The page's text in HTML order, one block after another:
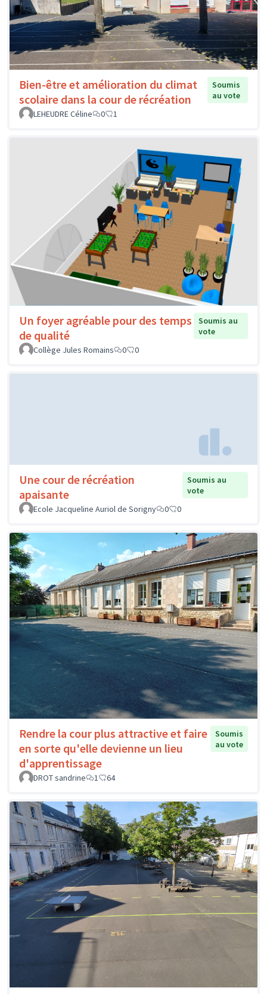
Bien-être et amélioration du climat
scolaire dans la cour de récréation
Soumis
au vote
LEHEUDRE Céline
0 1
Un foyer agréable pour des temps
de qualité
Soumis au
vote
Collège Jules Romains
0 0
Une cour de récréation
apaisante
Soumis au
vote
Ecole Jacqueline Auriol de Sorigny
0 0
Rendre la cour plus attractive et faire
en sorte qu'elle devienne un lieu
d'apprentissage
Soumis
au vote
DROT sandrine 1 64